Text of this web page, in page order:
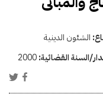
الشئون الدينية
السنة القضائية:2000